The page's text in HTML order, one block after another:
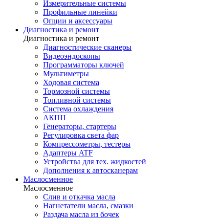
Измерительные системы
Профильные линейки
Опции и аксессуары
Диагностика и ремонт
Диагностика и ремонт
Диагностические сканеры
Видеоэндоскопы
Программаторы ключей
Мультиметры
Ходовая система
Тормозной системы
Топливной системы
Система охлаждения
АКПП
Генераторы, стартеры
Регулировка света фар
Компрессометры, тестеры
Адаптеры ATF
Устройства для тех. жидкостей
Дополнения к автосканерам
Маслосменное
Маслосменное
Слив и откачка масла
Нагнетатели масла, смазки
Раздача масла из бочек